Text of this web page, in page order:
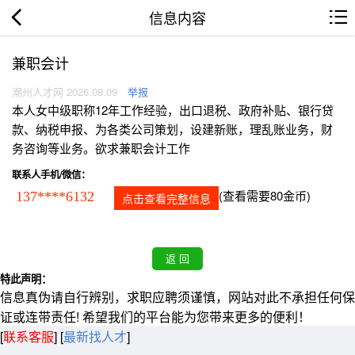
信息内容
兼职会计
潮州人才网 2026.08.09 举报
本人女中级职称12年工作经验，出口退税、政府补贴、银行贷
款、纳税申报、为各类公司策划，设建新账，理乱账业务，财
务咨询等业务。欲求兼职会计工作
联系人手机/微信：
137****6132 点击查看完整信息 (查看需要80金币)
特此声明：
信息真伪请自行辨别，求职应聘须谨慎，网站对此不承担任何保
证或连带责任! 希望我们的平台能为您带来更多的便利！
[联系客服] [最新找人才]